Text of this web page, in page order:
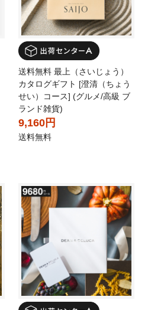
送料無料 最上（さいじょう）
カタログギフト [澄清（ちょう
せい）コース] (グルメ/高級 ブ
ランド雑貨)
9,160円
送料無料